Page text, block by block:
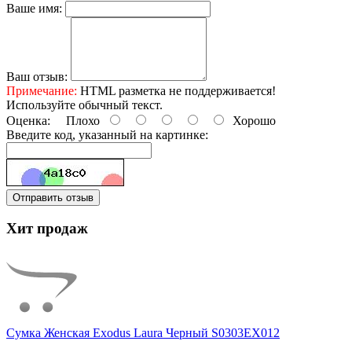
Ваше имя:
Ваш отзыв:
Примечание: HTML разметка не поддерживается!
Используйте обычный текст.
Оценка: Плохо
Хорошо
Введите код, указанный на картинке:
Отправить отзыв
Хит продаж
Сумка Женская Exodus Laura Черный S0303EX012